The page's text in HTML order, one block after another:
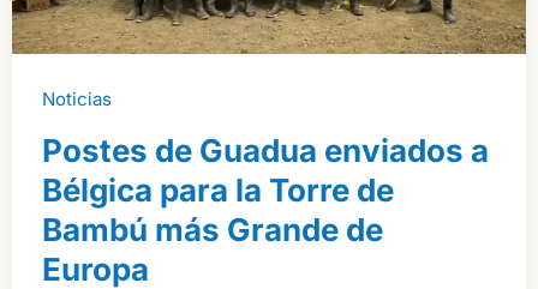
Noticias
Postes de Guadua enviados a
Bélgica para la Torre de
Bambú más Grande de
Europa